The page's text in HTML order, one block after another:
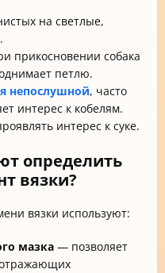
на светлые,
прикосновении собака
петлю.
непослушной, часто
интерес к кобелям.
интерес к суке.
определить
вязки?
вязки используют:
мазка — позволяет
отражающих